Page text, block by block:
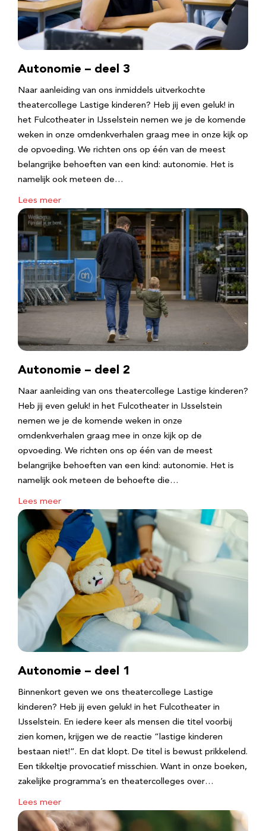
Autonomie – deel 3
Naar aanleiding van ons inmiddels uitverkochte
theatercollege Lastige kinderen? Heb jij even geluk! in
het Fulcotheater in IJsselstein nemen we je de komende
weken in onze omdenkverhalen graag mee in onze kijk op
de opvoeding. We richten ons op één van de meest
belangrijke behoeften van een kind: autonomie. Het is
namelijk ook meteen de…
Lees meer
Autonomie – deel 2
Naar aanleiding van ons theatercollege Lastige kinderen?
Heb jij even geluk! in het Fulcotheater in IJsselstein
nemen we je de komende weken in onze
omdenkverhalen graag mee in onze kijk op de
opvoeding. We richten ons op één van de meest
belangrijke behoeften van een kind: autonomie. Het is
namelijk ook meteen de behoefte die…
Lees meer
Autonomie – deel 1
Binnenkort geven we ons theatercollege Lastige
kinderen? Heb jij even geluk! in het Fulcotheater in
IJsselstein. En iedere keer als mensen die titel voorbij
zien komen, krijgen we de reactie “lastige kinderen
bestaan niet!”. En dat klopt. De titel is bewust prikkelend.
Een tikkeltje provocatief misschien. Want in onze boeken,
zakelijke programma’s en theatercolleges over…
Lees meer